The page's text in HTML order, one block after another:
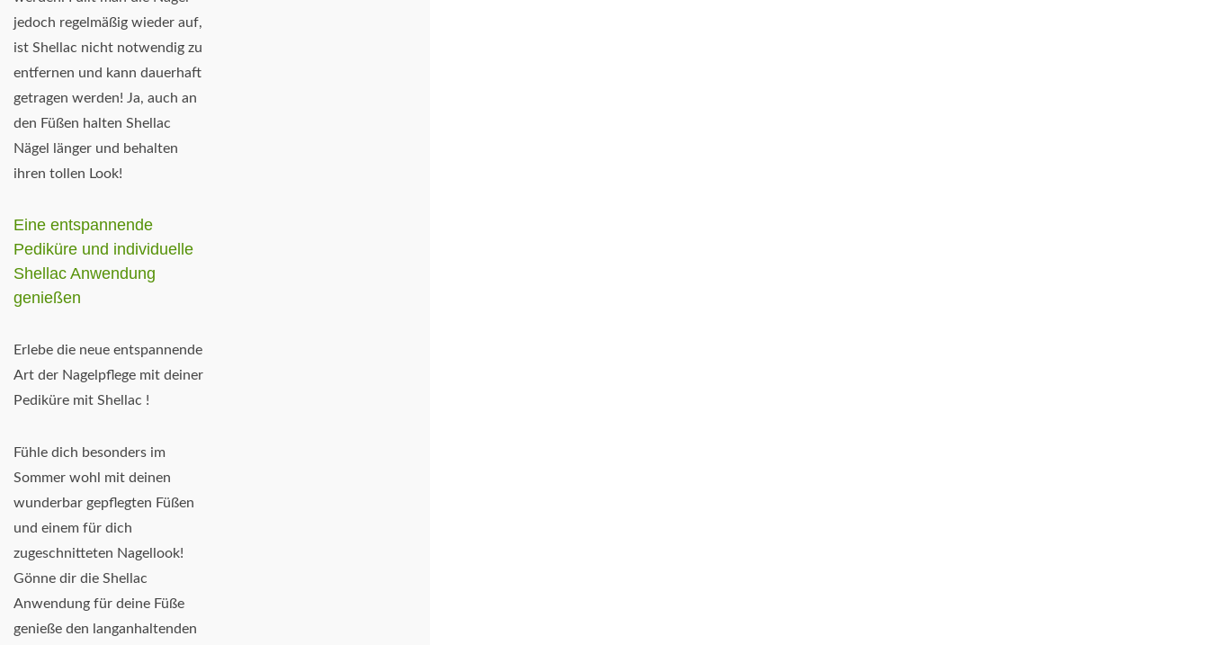
jedoch regelmäßig wieder auf,
ist Shellac nicht notwendig zu
entfernen und kann dauerhaft
getragen werden! Ja, auch an
den Füßen halten Shellac
Nägel länger und behalten
ihren tollen Look!
Eine entspannende
Pediküre und individuelle
Shellac Anwendung
genießen
Erlebe die neue entspannende
Art der Nagelpflege mit deiner
Pediküre mit Shellac !
Fühle dich besonders im
Sommer wohl mit deinen
wunderbar gepflegten Füßen
und einem für dich
zugeschnitteten Nagellook!
Gönne dir die Shellac
Anwendung für deine Füße
genieße den langanhaltenden